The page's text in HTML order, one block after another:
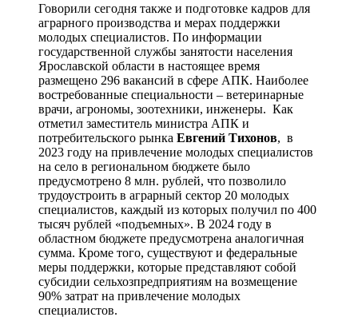
Говорили сегодня также и подготовке кадров для
аграрного производства и мерах поддержки
молодых специалистов. По информации
государственной службы занятости населения
Ярославской области в настоящее время
размещено 296 вакансий в сфере АПК. Наиболее
востребованные специальности – ветеринарные
врачи, агрономы, зоотехники, инженеры. Как
отметил заместитель министра АПК и
потребительского рынка Евгений Тихонов, в
2023 году на привлечение молодых специалистов
на село в региональном бюджете было
предусмотрено 8 млн. рублей, что позволило
трудоустроить в аграрный сектор 20 молодых
специалистов, каждый из которых получил по 400
тысяч рублей «подъемных». В 2024 году в
областном бюджете предусмотрена аналогичная
сумма. Кроме того, существуют и федеральные
меры поддержки, которые представляют собой
субсидии сельхозпредприятиям на возмещение
90% затрат на привлечение молодых
специалистов.